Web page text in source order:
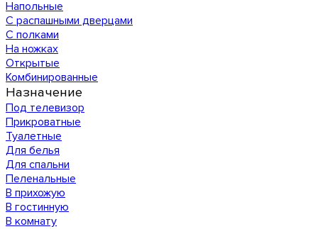
Напольные
С распашными дверцами
С полками
На ножках
Открытые
Комбинированные
Назначение
Под телевизор
Прикроватные
Туалетные
Для белья
Для спальни
Пеленальные
В прихожую
В гостинную
В комнату